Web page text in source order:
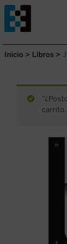
Saltar al contenido.
Inicio > Libros >
carrito.